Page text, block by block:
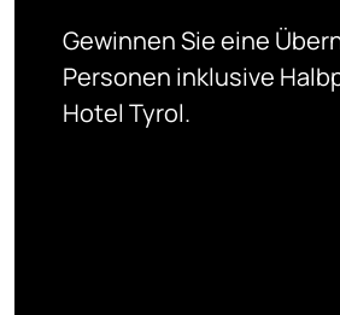
Gewinnen Sie eine
Personen inklusive
Hotel Tyrol.